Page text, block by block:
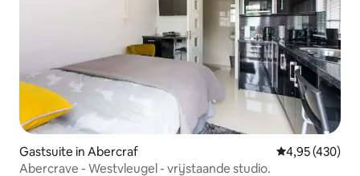
Gastsuite in Abercraf Gemiddelde
4,95 (430)
Abercrave - Westvleugel - vrijstaande studio.